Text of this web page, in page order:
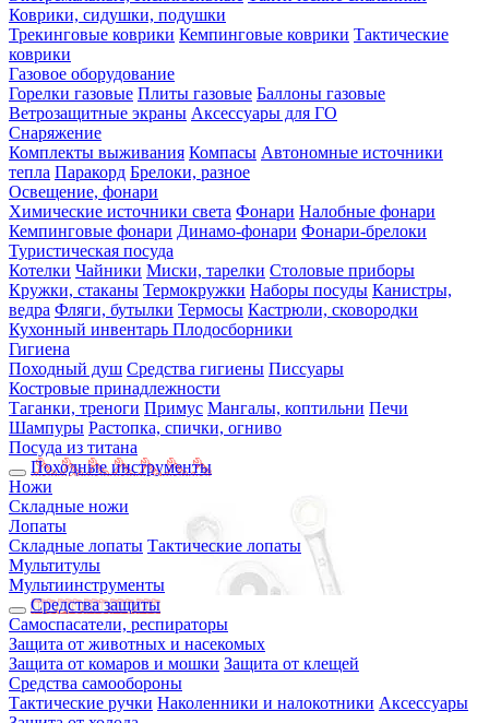
Коврики, сидушки, подушки
Трекинговые коврики Кемпинговые коврики Тактические
коврики
Газовое оборудование
Горелки газовые Плиты газовые Баллоны газовые
Ветрозащитные экраны Аксессуары для ГО
Снаряжение
Комплекты выживания Компасы Автономные источники
тепла Паракорд Брелоки, разное
Освещение, фонари
Химические источники света Фонари Налобные фонари
Кемпинговые фонари Динамо-фонари Фонари-брелоки
Туристическая посуда
Котелки Чайники Миски, тарелки Столовые приборы
Кружки, стаканы Термокружки Наборы посуды Канистры,
ведра Фляги, бутылки Термосы Кастрюли, сковородки
Кухонный инвентарь Плодосборники
Гигиена
Походный душ Средства гигиены Писсуары
Костровые принадлежности
Таганки, треноги Примус Мангалы, коптильни Печи
Шампуры Растопка, спички, огниво
Посуда из титана
Походные инструменты
Ножи
Складные ножи
Лопаты
Складные лопаты Тактические лопаты
Мультитулы
Мультиинструменты
Средства защиты
Самоспасатели, респираторы
Защита от животных и насекомых
Защита от комаров и мошки Защита от клещей
Средства самообороны
Тактические ручки Наколенники и налокотники Аксессуары